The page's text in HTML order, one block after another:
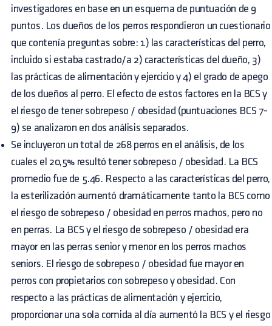
investigadores en base en un esquema de puntuación de 9
puntos. Los dueños de los perros respondieron un cuestionario
que contenía preguntas sobre: ​​1) las características del perro,
incluido si estaba castrado/a 2) características del dueño, 3)
las prácticas de alimentación y ejercicio y 4) el grado de apego
de los dueños al perro. El efecto de estos factores en la BCS y
el riesgo de tener sobrepeso / obesidad (puntuaciones BCS 7-
9) se analizaron en dos análisis separados.
Se incluyeron un total de 268 perros en el análisis, de los
cuales el 20,5% resultó tener sobrepeso / obesidad. La BCS
promedio fue de 5.46. Respecto a las características del perro,
la esterilización aumentó dramáticamente tanto la BCS como
el riesgo de sobrepeso / obesidad en perros machos, pero no
en perras. La BCS y el riesgo de sobrepeso / obesidad era
mayor en las perras senior y menor en los perros machos
seniors. El riesgo de sobrepeso / obesidad fue mayor en
perros con propietarios con sobrepeso y obesidad. Con
respecto a las prácticas de alimentación y ejercicio,
proporcionar una sola comida al día aumentó la BCS y el riesgo